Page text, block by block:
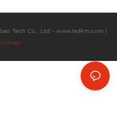
Tech Co., Ltd - www.ledkm.com |